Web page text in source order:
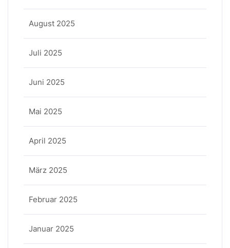
August 2025
Juli 2025
Juni 2025
Mai 2025
April 2025
März 2025
Februar 2025
Januar 2025